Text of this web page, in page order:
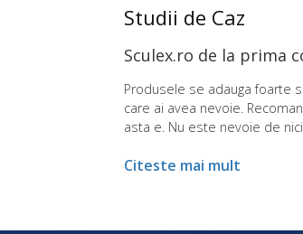
Studii de Caz
Sculex.ro de la prima
Produsele se adauga foarte
care ai avea nevoie.
asta e. Nu este nevoie de
Citeste mai mult